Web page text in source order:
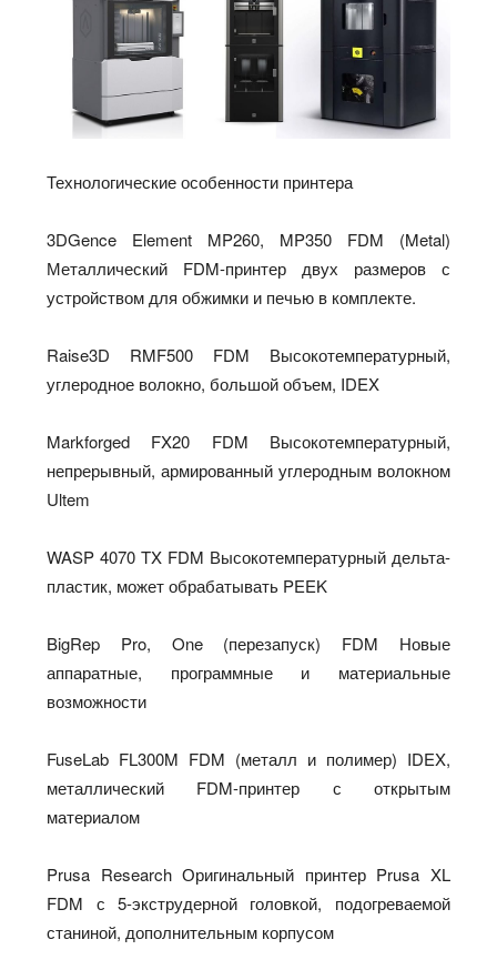
Технологические особенности принтера
3DGence Element MP260, MP350 FDM (Metal)
Металлический FDM-принтер двух размеров с
устройством для обжимки и печью в комплекте.
Raise3D RMF500 FDM Высокотемпературный,
углеродное волокно, большой объем, IDEX
Markforged FX20 FDM Высокотемпературный,
непрерывный, армированный углеродным волокном
Ultem
WASP 4070 TX FDM Высокотемпературный дельта-
пластик, может обрабатывать PEEK
BigRep Pro, One (перезапуск) FDM Новые
аппаратные, программные и материальные
возможности
FuseLab FL300M FDM (металл и полимер) IDEX,
металлический FDM-принтер с открытым
материалом
Prusa Research Оригинальный принтер Prusa XL
FDM с 5-экструдерной головкой, подогреваемой
станиной, дополнительным корпусом